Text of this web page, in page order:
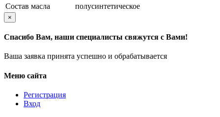
Состав масла
полусинтетическое
×
Спасибо Вам, наши специалисты свяжутся с Вами!
Ваша заявка принята успешно и обрабатывается
Меню сайта
Регистрация
Вход